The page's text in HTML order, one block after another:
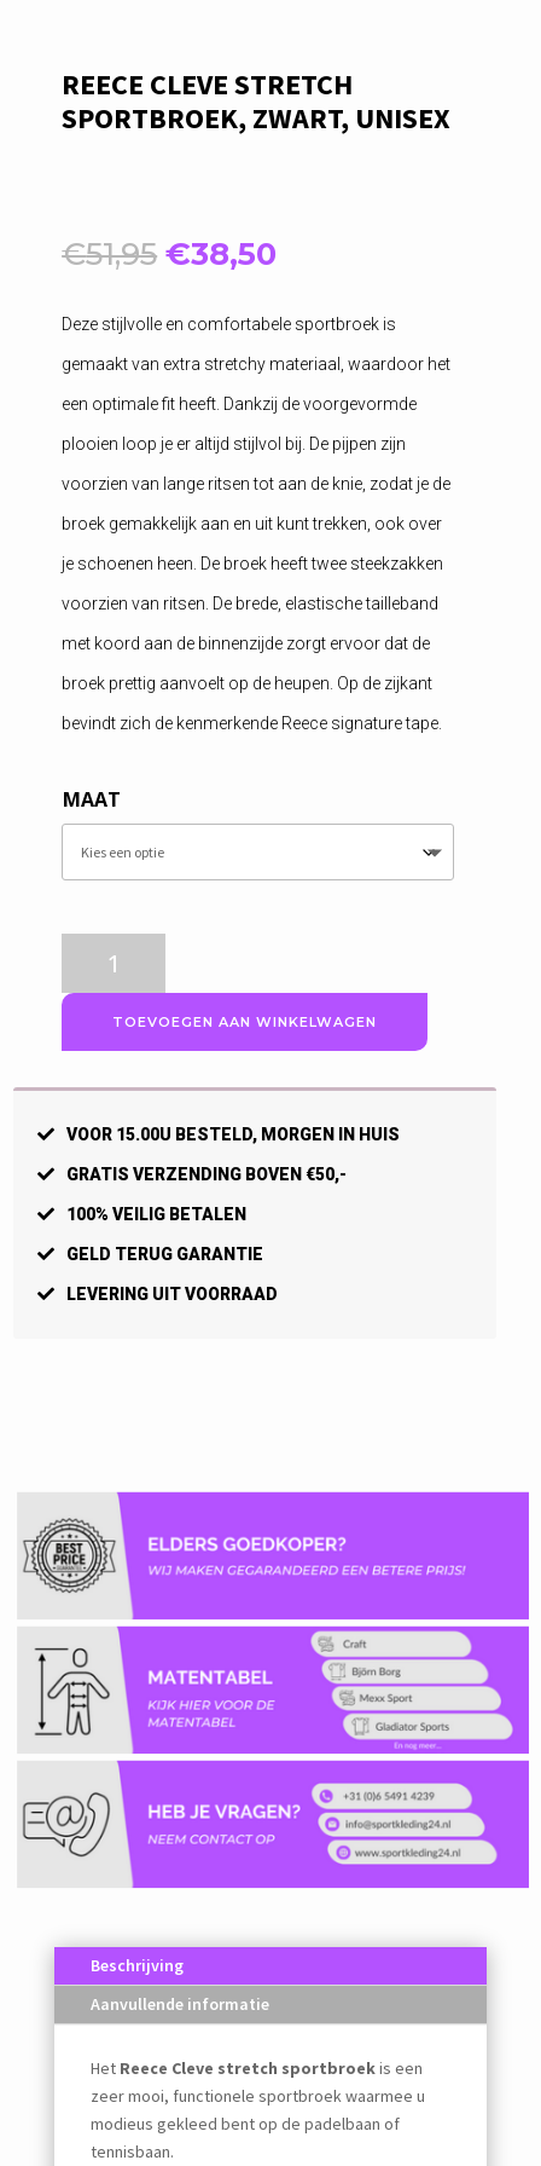
REECE CLEVE STRETCH
SPORTBROEK, ZWART, UNISEX
€51,95 Oorspronkelijke
prijs
was:
€51,95.
€38,50
is:
€38,50.
Deze stijlvolle en comfortabele sportbroek is
gemaakt van extra stretchy materiaal, waardoor het
een optimale fit heeft. Dankzij de voorgevormde
plooien loop je er altijd stijlvol bij. De pijpen zijn
voorzien van lange ritsen tot aan de knie, zodat je de
broek gemakkelijk aan en uit kunt trekken, ook over
je schoenen heen. De broek heeft twee steekzakken
voorzien van ritsen. De brede, elastische tailleband
met koord aan de binnenzijde zorgt ervoor dat de
broek prettig aanvoelt op de heupen. Op de zijkant
bevindt zich de kenmerkende Reece signature tape.
MAAT
stretch
sportbroek,
zwart,
unisex
TOEVOEGEN AAN WINKELWAGEN
VOOR 15.00U BESTELD, MORGEN IN HUIS
GRATIS VERZENDING BOVEN €50,-
100% VEILIG BETALEN
GELD TERUG GARANTIE
LEVERING UIT VOORRAAD
Beschrijving
Aanvullende informatie
HetReece Cleve stretch sportbroekis een
zeer mooi, functionele sportbroek waarmee u
modieus gekleed bent op de padelbaan of
tennisbaan.